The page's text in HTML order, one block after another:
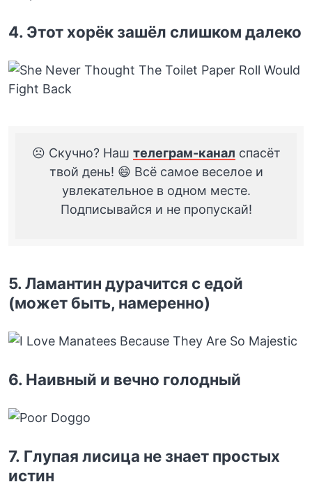
4. Этот хорёк зашёл слишком далеко
☹️ Скучно? Наш телеграм-канал спасёт
твой день! 😄 Всё самое веселое и
увлекательное в одном месте.
Подписывайся и не пропускай!
5. Ламантин дурачится с едой
(может быть, намеренно)
6. Наивный и вечно голодный
7. Глупая лисица не знает простых
истин